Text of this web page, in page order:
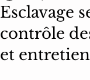
Esclavage
contrôle
et